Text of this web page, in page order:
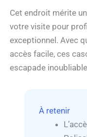
Cet endroit mérite
votre visite pour
exceptionnel. Avec
accès facile, ces
escapade
À retenir